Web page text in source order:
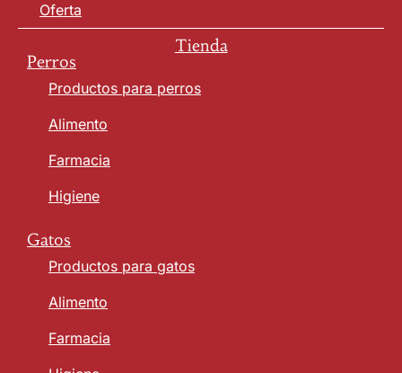
Oferta
Tienda
Perros
Productos para perros
Alimento
Farmacia
Higiene
Gatos
Productos para gatos
Alimento
Farmacia